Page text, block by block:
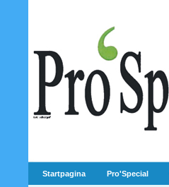
Startpagina Pro'Special